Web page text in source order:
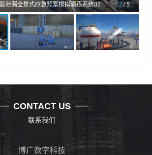
2/ 5
泄漏全景式应急预案模拟演练系统02
CONTACT US
联系我们
博广数字科技